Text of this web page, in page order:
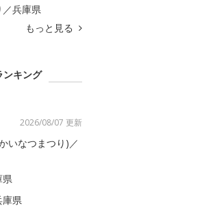
／兵庫県
もっと見る
ンキング
2026/08/07 更新
いなつまつり)／
県
庫県